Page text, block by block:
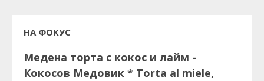
НА ФОКУС
Медена торта с кокос и лайм -
Кокосов Медовик * Torta al miele,